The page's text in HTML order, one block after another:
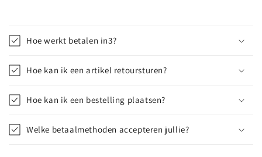
Hoe werkt betalen in3?
Hoe kan ik een artikel retoursturen?
Hoe kan ik een bestelling plaatsen?
Welke betaalmethoden accepteren jullie?